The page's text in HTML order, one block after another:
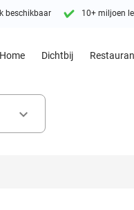
beschikbaar 10+ miljoen
Home Dichtbij
keyboard_arrow_down